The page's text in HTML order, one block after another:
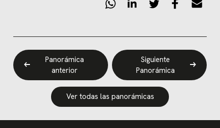
Panorámica
anterior
Siguiente
Panorámica
Ver todas las panorámicas